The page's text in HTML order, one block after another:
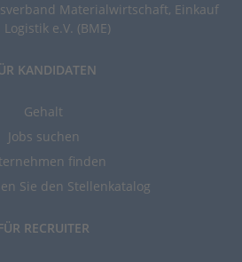
Materialwirtschaft, Einkauf
e.V. (BME)
KANDIDATEN
Gehalt
Jobs suchen
finden
Sie den Stellenkatalog
RECRUITER